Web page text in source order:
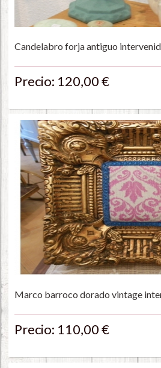
Candelabro forja antiguo
Precio: 120,00 €
Marco barroco dorado vintage
Precio: 110,00 €